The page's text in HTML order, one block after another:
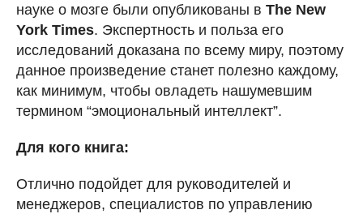
науке о мозге были опубликованы в The New
York Times. Экспертность и польза его
исследований доказана по всему миру, поэтому
данное произведение станет полезно каждому,
как минимум, чтобы овладеть нашумевшим
термином “эмоциональный интеллект”.
Для кого книга:
Отлично подойдет для руководителей и
менеджеров, специалистов по управлению